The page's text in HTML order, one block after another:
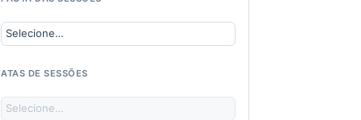
ATAS DE SESSÕES